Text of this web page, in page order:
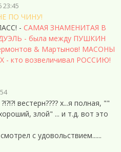
23:45
ПО ЧИНУ!
- САМАЯ ЗНАМЕНИТАЯ В
- была между ПУШКИН
& Мартынов! МАСОНЫ
- кто возвеличивал РОССИЮ!
вестерн???? х...я полная, ""
злой" ... и т.д. вот это
с удовольствием......